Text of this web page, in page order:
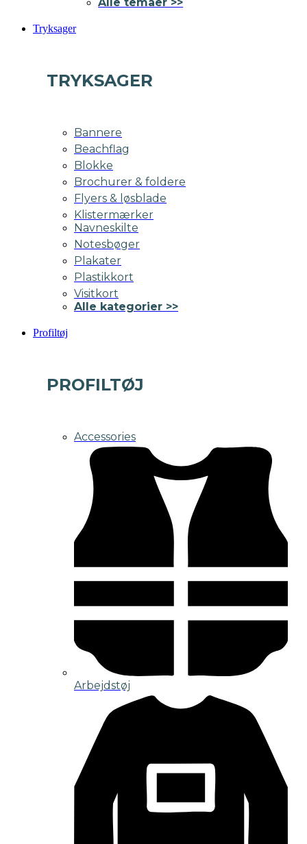
Tryksager
TRYKSAGER
Bannere
Beachflag
Blokke
Brochurer & foldere
Flyers & løsblade
Klistermærker
Navneskilte
Notesbøger
Plakater
Plastikkort
Visitkort
Alle kategorier >>
Profiltøj
PROFILTØJ
Accessories
Arbejdstøj